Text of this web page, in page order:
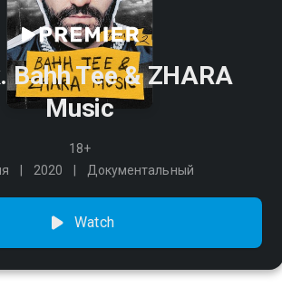
Bahh Tee & ZHARA
Music
18+
2020 Документальный
Watch